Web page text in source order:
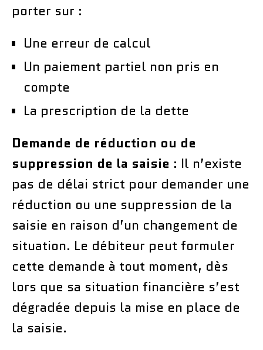
porter sur :
Une erreur de calcul
Un paiement partiel non pris en
compte
La prescription de la dette
Demande de réduction ou de
suppression de la saisie : Il n’existe
pas de délai strict pour demander une
réduction ou une suppression de la
saisie en raison d’un changement de
situation. Le débiteur peut formuler
cette demande à tout moment, dès
lors que sa situation financière s’est
dégradée depuis la mise en place de
la saisie.